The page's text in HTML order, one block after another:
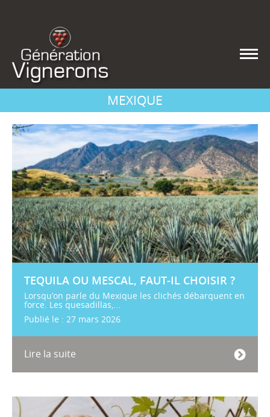
MEXIQUE
TEQUILA OU MESCAL, FAUT-IL CHOISIR ?
Lorsqu’on parle du Mexique les clichés débarquent en
force. Les quesadillas,...
Publié le : 27 mars 2026
Lire la suite